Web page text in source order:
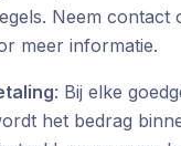
Neem contact
meer informatie.
: Bij elke
het bedrag